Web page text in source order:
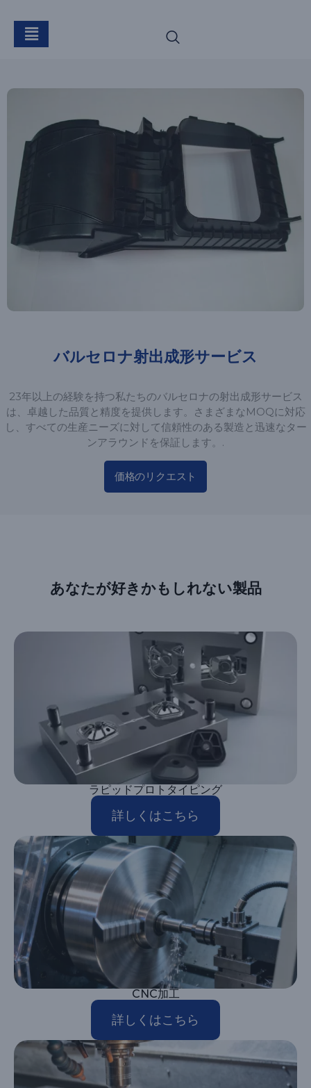
バルセロナ射出成形サービス
23年以上の経験を持つ私たちのバルセロナの射出成形サービス
は、卓越した品質と精度を提供します。さまざまなMOQに対応
し、すべての生産ニーズに対して信頼性のある製造と迅速なター
ンアラウンドを保証します。.
価格のリクエスト
あなたが好きかもしれない製品
ラピッドプロトタイピング
詳しくはこちら
CNC加工
詳しくはこちら